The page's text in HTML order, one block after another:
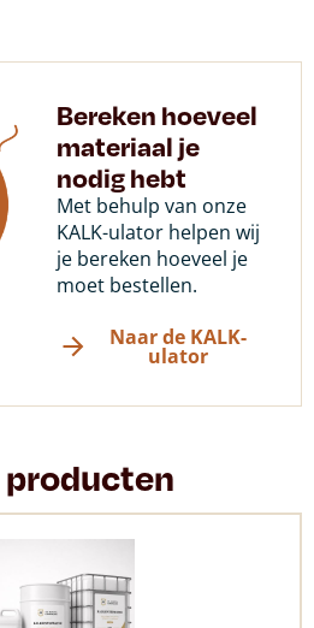
Bereken hoeveel
materiaal je
nodig hebt
Met behulp van onze
KALK-ulator helpen wij
je bereken hoeveel je
moet bestellen.
Naar de KALK-
ulator